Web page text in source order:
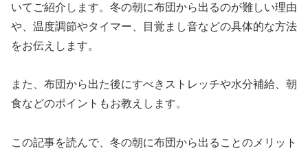
いてご紹介します。冬の朝に布団から出るのが難しい理由
や、温度調節やタイマー、目覚まし音などの具体的な方法
をお伝えします。
また、布団から出た後にすべきストレッチや水分補給、朝
食などのポイントもお教えします。
この記事を読んで、冬の朝に布団から出ることのメリット